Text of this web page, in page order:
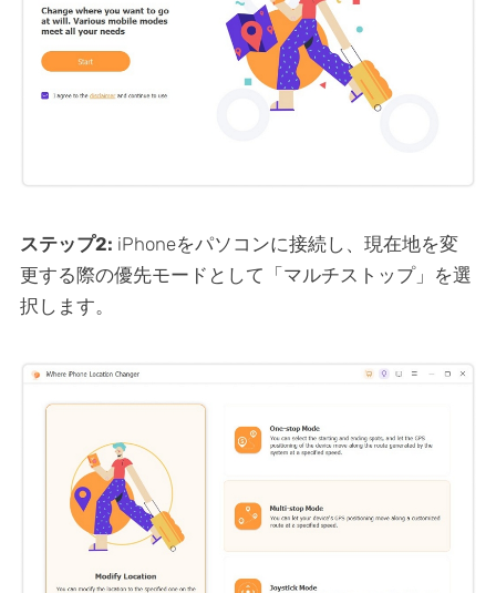
ステップ2: iPhoneをパソコンに接続し、現在地を変
更する際の優先モードとして「マルチストップ」を選
択します。